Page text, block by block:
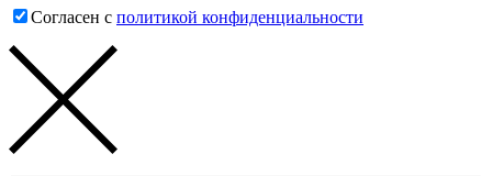
Согласен с политикой конфиденциальности